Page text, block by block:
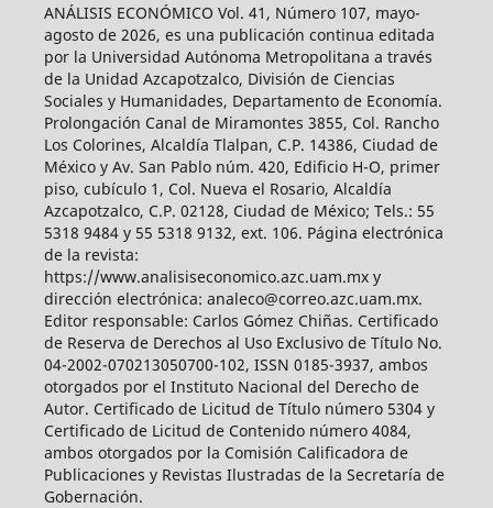
ANÁLISIS ECONÓMICO Vol. 41, Número 107, mayo-
agosto de 2026, es una publicación continua editada
por la Universidad Autónoma Metropolitana a través
de la Unidad Azcapotzalco, División de Ciencias
Sociales y Humanidades, Departamento de Economía.
Prolongación Canal de Miramontes 3855, Col. Rancho
Los Colorines, Alcaldía Tlalpan, C.P. 14386, Ciudad de
México y Av. San Pablo núm. 420, Edificio H-O, primer
piso, cubículo 1, Col. Nueva el Rosario, Alcaldía
Azcapotzalco, C.P. 02128, Ciudad de México; Tels.: 55
5318 9484 y 55 5318 9132, ext. 106. Página electrónica
de la revista:
https://www.analisiseconomico.azc.uam.mx y
dirección electrónica: analeco@correo.azc.uam.mx.
Editor responsable: Carlos Gómez Chiñas. Certificado
de Reserva de Derechos al Uso Exclusivo de Título No.
04-2002-070213050700-102, ISSN 0185-3937, ambos
otorgados por el Instituto Nacional del Derecho de
Autor. Certificado de Licitud de Título número 5304 y
Certificado de Licitud de Contenido número 4084,
ambos otorgados por la Comisión Calificadora de
Publicaciones y Revistas Ilustradas de la Secretaría de
Gobernación.